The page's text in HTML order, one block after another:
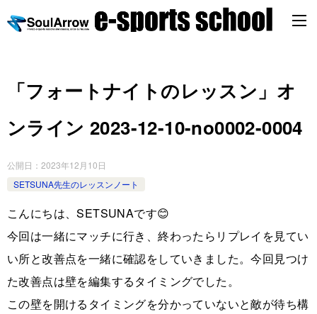
「フォートナイトのレッスン」オ
ンライン 2023-12-10-no0002-0004
公開日： 2023年12月10日
SETSUNA先生のレッスンノート
こんにちは、SETSUNAです😊
今回は一緒にマッチに行き、終わったらリプレイを見てい
い所と改善点を一緒に確認をしていきました。今回見つけ
た改善点は壁を編集するタイミングでした。
この壁を開けるタイミングを分かっていないと敵が待ち構